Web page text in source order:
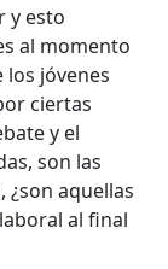
y esto
al momento
jóvenes
ciertas
y el
son las
¿son aquellas
al final